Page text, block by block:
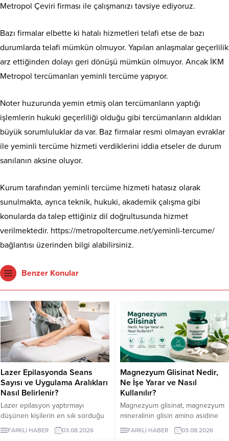
Metropol Çeviri firması ile çalışmanızı tavsiye ediyoruz.
Bazı firmalar elbette ki hatalı hizmetleri telafi etse de bazı
durumlarda telafi mümkün olmuyor. Yapılan anlaşmalar geçerlilik
arz ettiğinden dolayı geri dönüşü mümkün olmuyor. Ancak İKM
Metropol tercümanları yeminli tercüme yapıyor.
Noter huzurunda yemin etmiş olan tercümanların yaptığı
işlemlerin hukuki geçerliliği olduğu gibi tercümanların aldıkları
büyük sorumluluklar da var. Baz firmalar resmi olmayan evraklar
ile yeminli tercüme hizmeti verdiklerini iddia etseler de durum
sanılanın aksine oluyor.
Kurum tarafından yeminli tercüme hizmeti hatasız olarak
sunulmakta, ayrıca teknik, hukuki, akademik çalışma gibi
konularda da talep ettiğiniz dil doğrultusunda hizmet
verilmektedir. https://metropoltercume.net/yeminli-tercume/
bağlantısı üzerinden bilgi alabilirsiniz.
Benzer Konular
Lazer Epilasyonda Seans
Sayısı ve Uygulama Aralıkları
Nasıl Belirlenir?
Lazer epilasyon yaptırmayı
düşünen kişilerin en sık sorduğu
konuların başında kaç seans
gerektiği gelir. Ancak bu soruya
FARKLI HABER 03.08.2026
Magnezyum Glisinat Nedir,
Ne İşe Yarar ve Nasıl
Kullanılır?
Magnezyum glisinat, magnezyum
mineralinin glisin amino asidine
bağlandığı bir takviye formudur.
Glisin, vücudun protein yapımında
FARKLI HABER 03.08.2026